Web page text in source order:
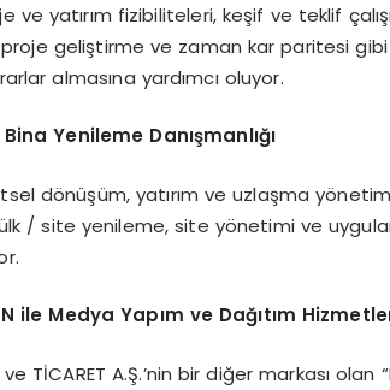
ve yatırım fizibiliteleri, keşif ve teklif
geliştirme ve zaman kar paritesi
almasına yardımcı oluyor.
Yenileme Danışmanlığı
dönüşüm, yatırım ve uzlaşma
/ site yenileme, site yönetimi ve
ile Medya Yapım ve Dağıtım
ve TİCARET A.Ş.’nin bir diğer markası olan